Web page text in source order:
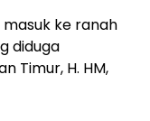
ke ranah
diduga
Timur, H. HM,